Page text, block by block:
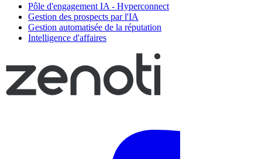
Pôle d'engagement IA - Hyperconnect
Gestion des prospects par l'IA
Gestion automatisée de la réputation
Intelligence d'affaires